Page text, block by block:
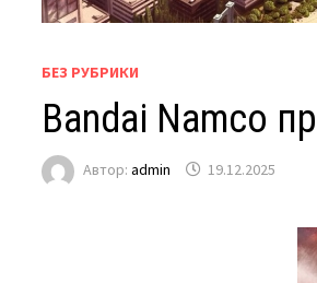
БЕЗ РУБРИКИ
Bandai Namco
Автор:admin 19.12.2025